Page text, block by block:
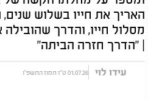
האריך את חייו בשלוש
מסלול חייו, והדרך
| "הדרך חזרה הביתה"
עידו לוי 01.07.26 ט"ז תמוז התשפ"ו